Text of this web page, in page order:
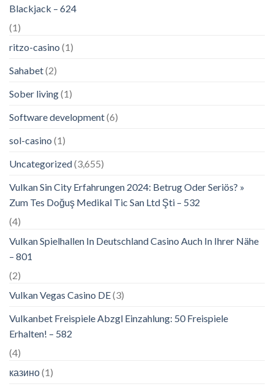
Blackjack – 624
(1)
ritzo-casino (1)
Sahabet(2)
Sober living(1)
Software development(6)
sol-casino (1)
Uncategorized(3,655)
Vulkan Sin City Erfahrungen 2024: Betrug Oder Seriös? »
Zum Tes Doğuş Medikal Tic San Ltd Şti – 532
(4)
Vulkan Spielhallen In Deutschland Casino Auch In Ihrer Nähe
– 801
(2)
Vulkan Vegas Casino DE(3)
Vulkanbet Freispiele Abzgl Einzahlung: 50 Freispiele
Erhalten! – 582
(4)
казино(1)